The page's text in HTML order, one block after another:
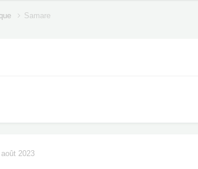
Samare
2023